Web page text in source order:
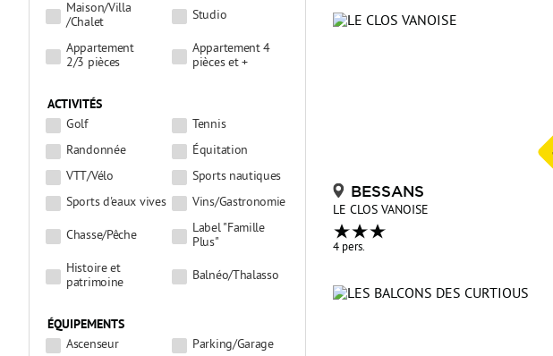
Maison/Villa
/Chalet
Studio
Appartement
2/3 pièces
Appartement 4
pièces et +
ACTIVITÉS
Golf
Tennis
Randonnée
Équitation
VTT/Vélo
Sports nautiques
Sports d'eaux vives
Vins/Gastronomie
Chasse/Pêche
Label "Famille
Plus"
Histoire et
patrimoine
Balnéo/Thalasso
ÉQUIPEMENTS
Ascenseur
Parking/Garage
BESSANS
LE CLOS VANOISE
4 pers.